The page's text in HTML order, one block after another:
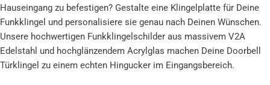
Hauseingang zu befestigen? Gestalte eine Klingelplatte für Deine
Funkklingel und personalisiere sie genau nach Deinen Wünschen.
Unsere hochwertigen Funkklingelschilder aus massivem V2A
Edelstahl und hochglänzendem Acrylglas machen Deine Doorbell
Türklingel zu einem echten Hingucker im Eingangsbereich.